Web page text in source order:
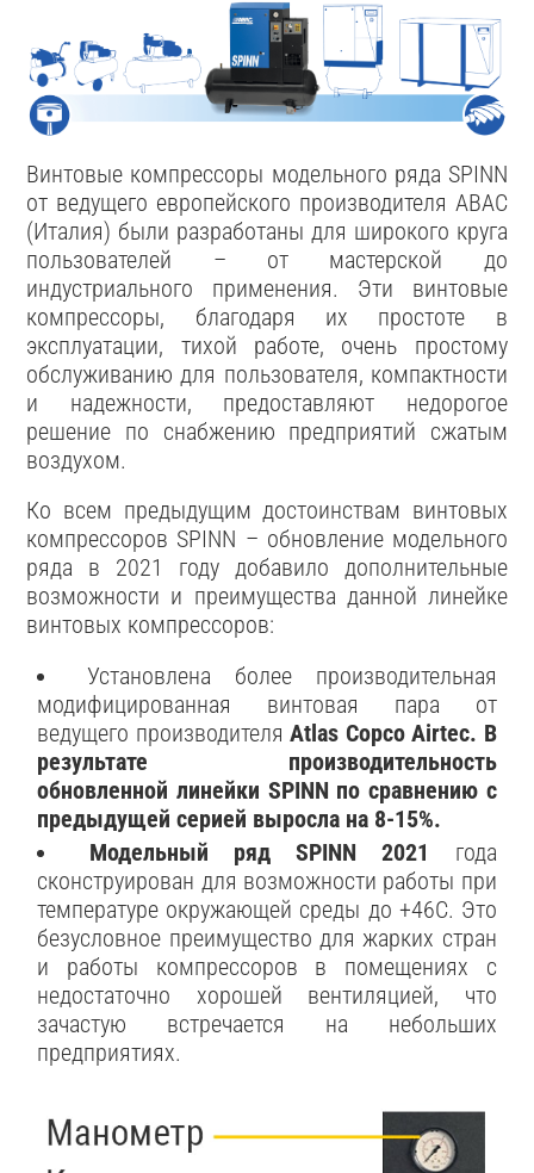
Винтовые компрессоры модельного ряда SPINN
от ведущего европейского производителя ABAC
(Италия) были разработаны для широкого круга
пользователей – от мастерской до
индустриального применения. Эти винтовые
компрессоры, благодаря их простоте в
эксплуатации, тихой работе, очень простому
обслуживанию для пользователя, компактности
и надежности, предоставляют недорогое
решение по снабжению предприятий сжатым
воздухом.
Ко всем предыдущим достоинствам винтовых
компрессоров SPINN – обновление модельного
ряда в 2021 году добавило дополнительные
возможности и преимущества данной линейке
винтовых компрессоров:
Установлена более производительная
модифицированная винтовая пара от
ведущего производителяAtlas Copco Airtec. В
результате производительность
обновленной линейки SPINN по сравнению с
предыдущей серией выросла на 8-15%.
Модельный ряд SPINN 2021
года
сконструирован для возможности работы при
температуре окружающей среды до +46С. Это
безусловное преимущество для жарких стран
и работы компрессоров в помещениях с
недостаточно хорошей вентиляцией, что
зачастую встречается на небольших
предприятиях.